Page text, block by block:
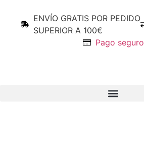
ENVÍO GRATIS POR PEDIDO
SUPERIOR A 100€
Pago seguro